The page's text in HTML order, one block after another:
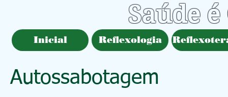
Saúde
Inicial Reflexologia
Autossabotagem